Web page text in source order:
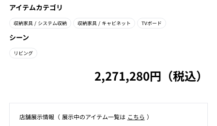
アイテムカテゴリ
収納家具 / システム収納 収納家具 / キャビネット TVボード
シーン
リビング
2,271,280円（税込）
店舗展⽰情報（ 展⽰中のアイテム⼀覧は こちら ）